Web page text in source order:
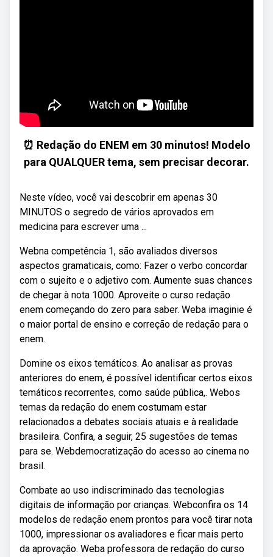
⏰ Redação do ENEM em 30 minutos! Modelo
para QUALQUER tema, sem precisar decorar.
Neste vídeo, você vai descobrir em apenas 30
MINUTOS o segredo de vários aprovados em
medicina para escrever uma ...
Webna competência 1, são avaliados diversos
aspectos gramaticais, como: Fazer o verbo concordar
com o sujeito e o adjetivo com. Aumente suas chances
de chegar à nota 1000. Aproveite o curso redação
enem começando do zero para saber. Weba imaginie é
o maior portal de ensino e correção de redação para o
enem.
Domine os eixos temáticos. Ao analisar as provas
anteriores do enem, é possível identificar certos eixos
temáticos recorrentes, como saúde pública,. Webos
temas da redação do enem costumam estar
relacionados a debates sociais atuais e à realidade
brasileira. Confira, a seguir, 25 sugestões de temas
para se. Webdemocratização do acesso ao cinema no
brasil.
Combate ao uso indiscriminado das tecnologias
digitais de informação por crianças. Webconfira os 14
modelos de redação enem prontos para você tirar nota
1000, impressionar os avaliadores e ficar mais perto
da aprovação. Weba professora de redação do curso